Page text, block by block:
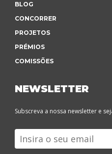
BLOG
CONCORRER
PROJETOS
PRÉMIOS
COMISSÕES
NEWSLETTER
Subscreva a nossa newsletter e